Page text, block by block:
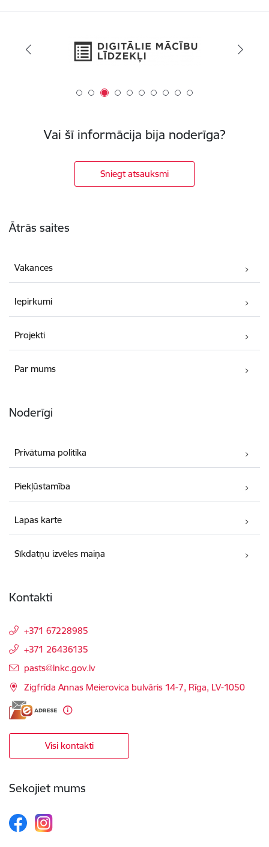
Vai šī informācija bija noderīga?
Sniegt atsauksmi
Ātrās saites
Vakances
Iepirkumi
Projekti
Par mums
Noderīgi
Privātuma politika
Piekļūstamība
Lapas karte
Sīkdatņu izvēles maiņa
Kontakti
+371 67228985
+371 26436135
E-pasts:
pasts@lnkc.gov.lv
Zigfrīda Annas Meierovica bulvāris 14-7, Rīga, LV-1050
Visi kontakti
Sekojiet mums